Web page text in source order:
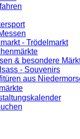
- Trödelmarkt
& besondere
- Souvenirs
aus